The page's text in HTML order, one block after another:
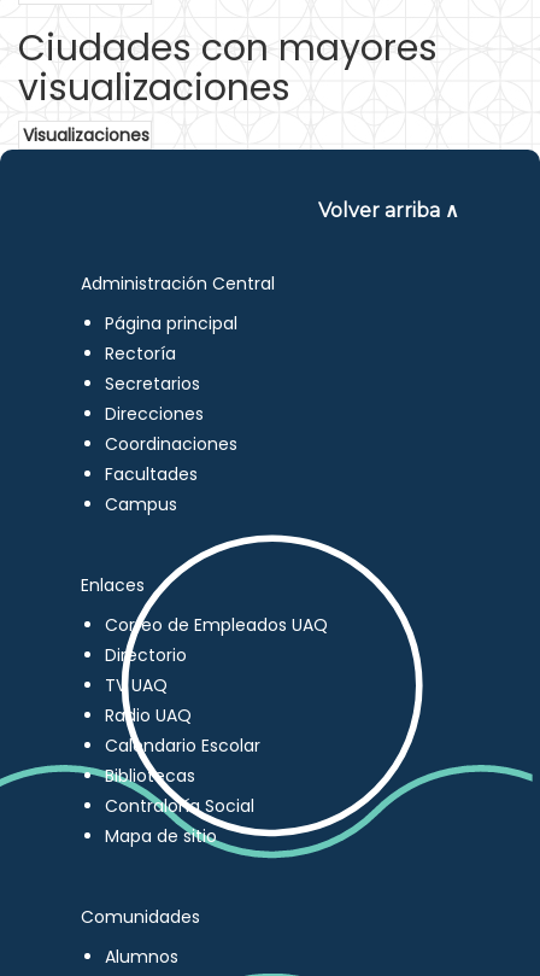
Ciudades con mayores
visualizaciones
Visualizaciones
Volver arriba ∧
Administración Central
Página principal
Rectoría
Secretarios
Direcciones
Coordinaciones
Facultades
Campus
Enlaces
Correo de Empleados UAQ
Directorio
TV UAQ
Radio UAQ
Calendario Escolar
Bibliotecas
Contraloría Social
Mapa de sitio
Comunidades
Alumnos